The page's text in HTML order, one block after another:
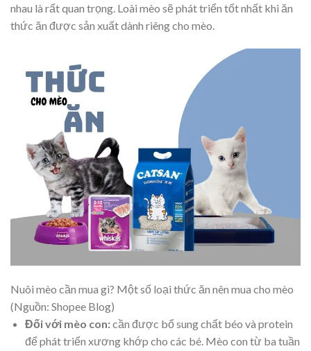
nhau là rất quan trọng. Loài mèo sẽ phát triển tốt nhất khi ăn
thức ăn được sản xuất dành riêng cho mèo.
Nuôi mèo cần mua gì? Một số loại thức ăn nên mua cho mèo
(Nguồn: Shopee Blog)
Đối với mèo con:cần được bổ sung chất béo và protein
để phát triển xương khớp cho các bé. Mèo con từ ba tuần